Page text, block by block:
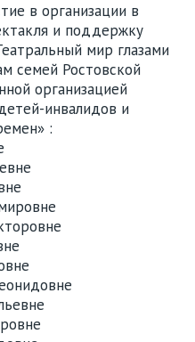
в организации в
и поддержку
мир глазами
семей Ростовской
организацией
инвалидов и
: